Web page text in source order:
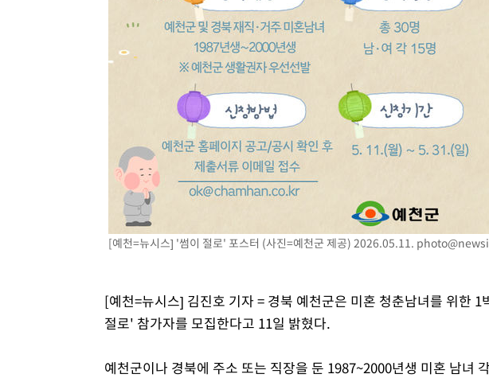
[예천=뉴시스] '썸이 절로' 포스터 (사진=예천군 제공) 2026.05.11.
[예천=뉴시스] 김진호 기자 = 경북 예천군은 미혼 청춘남녀를 위한
절로' 참가자를 모집한다고 11일 밝혔다.
예천군이나 경북에 주소 또는 직장을 둔 1987~2000년생 미혼 남녀